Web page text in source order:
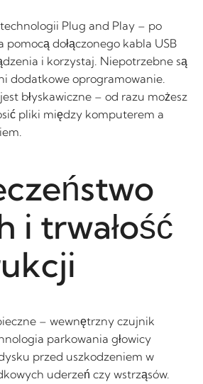
Plug and Play – po
pomocą dołączonego kabla USB
i korzystaj. Niepotrzebne są
dodatkowe oprogramowanie.
błyskawiczne – od razu możesz
pliki między komputerem a
i trwałość
– wewnętrzny czujnik
parkowania głowicy
przed uszkodzeniem w
uderzeń czy wstrząsów.